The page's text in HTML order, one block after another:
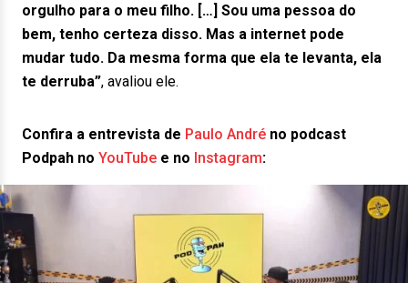
orgulho para o meu filho. […] Sou uma pessoa do
bem, tenho certeza disso. Mas a internet pode
mudar tudo. Da mesma forma que ela te levanta, ela
te derruba”, avaliou ele.
Confira a entrevista de Paulo André no podcast
Podpah no YouTube e no Instagram: